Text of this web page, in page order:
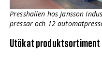
Presshallen hos Jansson
pressar och 12
Utökat produktsortiment